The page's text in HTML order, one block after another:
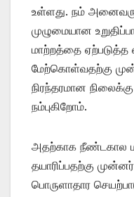
உள்ளது. நம்
முழுமையான
மாற்றத்தை
மேற்கொள்வதற்கு
நிரந்தரமான
நம்புகிறோம்.
அதற்காக நீண்டகால
தயாரிப்பதற்கு
பொருளாதார